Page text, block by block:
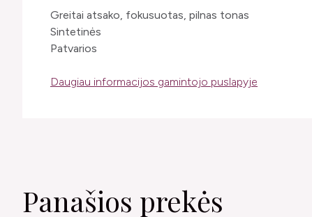
Greitai atsako, fokusuotas, pilnas tonas
Sintetinės
Patvarios
Daugiau informacijos gamintojo puslapyje
Panašios prekės